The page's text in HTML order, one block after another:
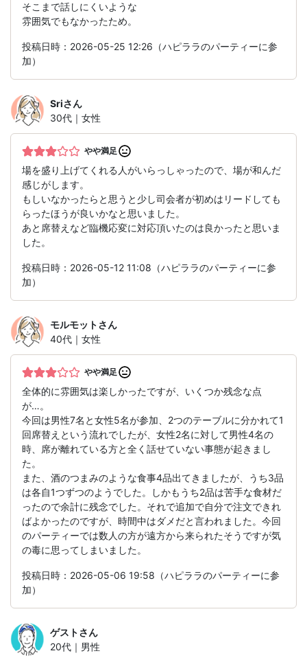
そこまで話しにくいような
雰囲気でもなかったため。
投稿日時：2026-05-25 12:26（ハピララのパーティーに参
加）
Sriさん
30代｜女性
やや満足
場を盛り上げてくれる人がいらっしゃったので、場が和んだ
感じがします。
もしいなかったらと思うと少し司会者が初めはリードしても
らったほうが良いかなと思いました。
あと席替えなど臨機応変に対応頂いたのは良かったと思いま
した。
投稿日時：2026-05-12 11:08（ハピララのパーティーに参
加）
モルモットさん
40代｜女性
やや満足
全体的に雰囲気は楽しかったですが、いくつか残念な点
が…。
今回は男性7名と女性5名が参加、2つのテーブルに分かれて1
回席替えという流れでしたが、女性2名に対して男性4名の
時、席が離れている方と全く話せていない事態が起きまし
た。
また、酒のつまみのような食事4品出てきましたが、うち3品
は各自1つずつのようでした。しかもうち2品は苦手な食材だ
ったので余計に残念でした。それで追加で自分で注文できれ
ばよかったのですが、時間中はダメだと言われました。今回
のパーティーでは数人の方が遠方から来られたそうですが気
の毒に思ってしまいました。
投稿日時：2026-05-06 19:58（ハピララのパーティーに参
加）
ゲストさん
20代｜男性